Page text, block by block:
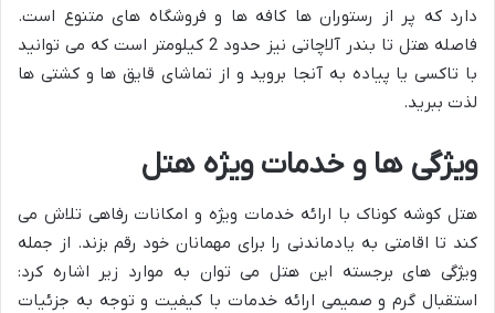
دارد که پر از رستوران ها کافه ها و فروشگاه های متنوع است.
فاصله هتل تا بندر آلاچاتی نیز حدود 2 کیلومتر است که می توانید
با تاکسی یا پیاده به آنجا بروید و از تماشای قایق ها و کشتی ها
لذت ببرید.
ویژگی ها و خدمات ویژه هتل
هتل کوشه کوناک با ارائه خدمات ویژه و امکانات رفاهی تلاش می
کند تا اقامتی به یادماندنی را برای مهمانان خود رقم بزند. از جمله
ویژگی های برجسته این هتل می توان به موارد زیر اشاره کرد:
استقبال گرم و صمیمی ارائه خدمات با کیفیت و توجه به جزئیات